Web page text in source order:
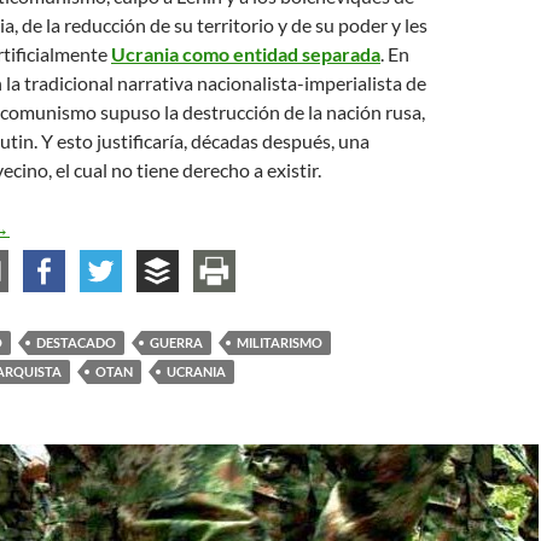
de la reducción de su territorio y de su poder y les
Ucrania como entidad separada. En
la tradicional narrativa nacionalista-imperialista de
supuso la destrucción de la nación rusa,
Y esto justificaría, décadas después, una
el cual no tiene derecho a existir.
y luchas anarquistas contra la guerra en Ucrania y
DESTACADO GUERRA
MILITARISMO
OTAN UCRANIA